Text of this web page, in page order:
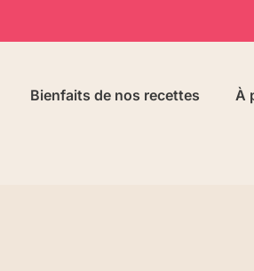
Bienfaits de nos recettes À